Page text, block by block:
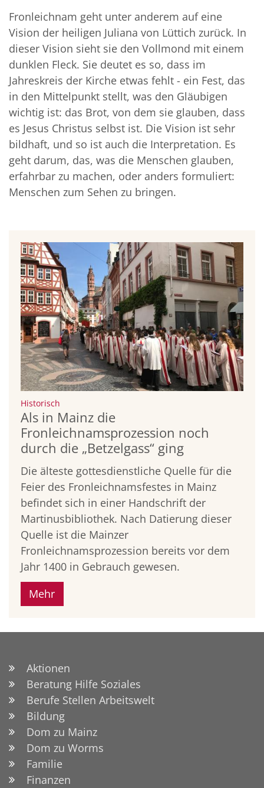
Fronleichnam geht unter anderem auf eine
Vision der heiligen Juliana von Lüttich zurück. In
dieser Vision sieht sie den Vollmond mit einem
dunklen Fleck. Sie deutet es so, dass im
Jahreskreis der Kirche etwas fehlt - ein Fest, das
in den Mittelpunkt stellt, was den Gläubigen
wichtig ist: das Brot, von dem sie glauben, dass
es Jesus Christus selbst ist. Die Vision ist sehr
bildhaft, und so ist auch die Interpretation. Es
geht darum, das, was die Menschen glauben,
erfahrbar zu machen, oder anders formuliert:
Menschen zum Sehen zu bringen.
Historisch
Als in Mainz die
Fronleichnamsprozession noch
durch die „Betzelgass“ ging
Die älteste gottesdienstliche Quelle für die
Feier des Fronleichnamsfestes in Mainz
befindet sich in einer Handschrift der
Martinusbibliothek. Nach Datierung dieser
Quelle ist die Mainzer
Fronleichnamsprozession bereits vor dem
Jahr 1400 in Gebrauch gewesen.
Mehr
Aktionen
Beratung Hilfe Soziales
Berufe Stellen Arbeitswelt
Bildung
Dom zu Mainz
Dom zu Worms
Familie
Finanzen